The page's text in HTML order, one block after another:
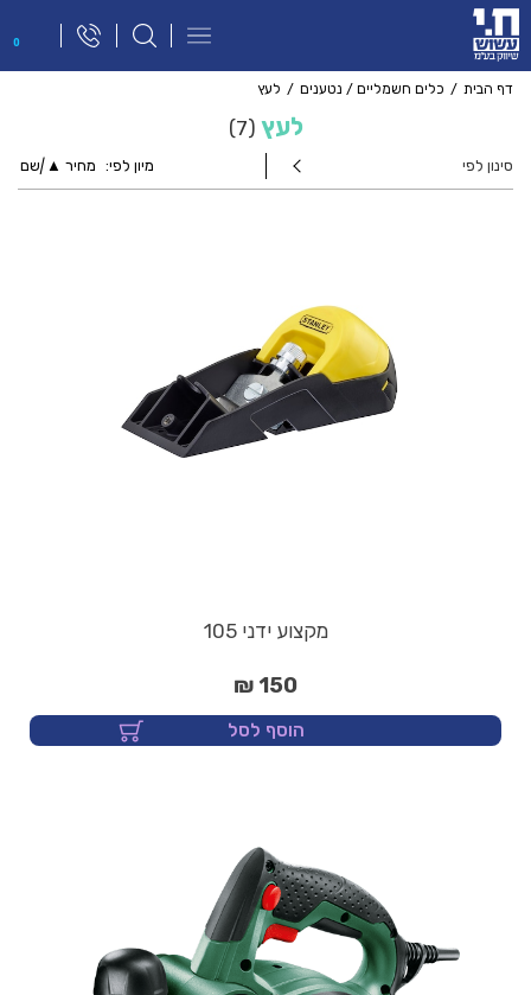
0
פתח
דף הבית כלים חשמליים / נטענים לעץ
לעץ 7
מיון לפי: מחיר ▲ |שם סינון לפי
מקצוע ידני 105
150 ₪
הוסף לסל